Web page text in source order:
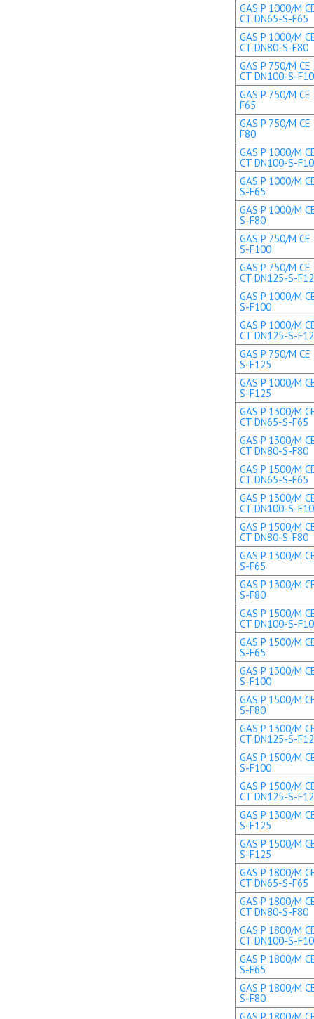
GAS P 1000/M
CT DN65-S-F65
GAS P 1000/M
CT DN80-S-F80
GAS P 750/M CE
CT DN100-S-
GAS P 750/M
F65
GAS P 750/M
F80
GAS P 1000/M
CT DN100-S-
GAS P 1000/M
S-F65
GAS P 1000/M
S-F80
GAS P 750/M
S-F100
GAS P 750/M CE
CT DN125-S-
GAS P 1000/M
S-F100
GAS P 1000/M
CT DN125-S-
GAS P 750/M
S-F125
GAS P 1000/M
S-F125
GAS P 1300/M
CT DN65-S-F65
GAS P 1300/M
CT DN80-S-F80
GAS P 1500/M
CT DN65-S-F65
GAS P 1300/M
CT DN100-S-
GAS P 1500/M
CT DN80-S-F80
GAS P 1300/M
S-F65
GAS P 1300/M
S-F80
GAS P 1500/M
CT DN100-S-
GAS P 1500/M
S-F65
GAS P 1300/M
S-F100
GAS P 1500/M
S-F80
GAS P 1300/M
CT DN125-S-
GAS P 1500/M
S-F100
GAS P 1500/M
CT DN125-S-
GAS P 1300/M
S-F125
GAS P 1500/M
S-F125
GAS P 1800/M
CT DN65-S-F65
GAS P 1800/M
CT DN80-S-F80
GAS P 1800/M
CT DN100-S-
GAS P 1800/M
S-F65
GAS P 1800/M
S-F80